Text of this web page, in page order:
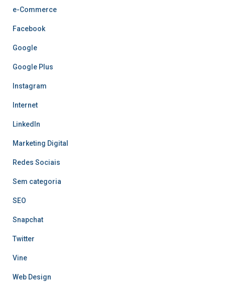
e-Commerce
Facebook
Google
Google Plus
Instagram
Internet
LinkedIn
Marketing Digital
Redes Sociais
Sem categoria
SEO
Snapchat
Twitter
Vine
Web Design